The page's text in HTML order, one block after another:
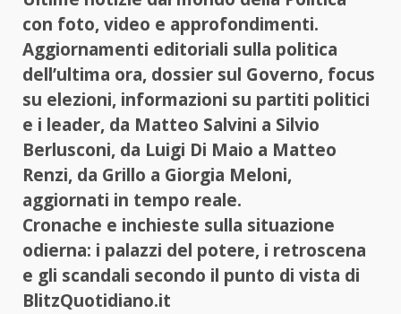
con foto, video e approfondimenti.
Aggiornamenti editoriali sulla politica
dell’ultima ora, dossier sul Governo, focus
su elezioni, informazioni su partiti politici
e i leader, da Matteo Salvini a Silvio
Berlusconi, da Luigi Di Maio a Matteo
Renzi, da Grillo a Giorgia Meloni,
aggiornati in tempo reale.
Cronache e inchieste sulla situazione
odierna: i palazzi del potere, i retroscena
e gli scandali secondo il punto di vista di
BlitzQuotidiano.it